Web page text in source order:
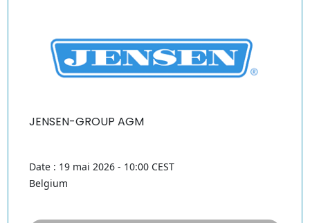
JENSEN-GROUP AGM
Date : 19 mai 2026 - 10:00 CEST
Belgium